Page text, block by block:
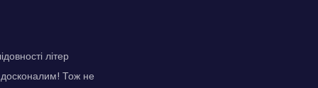
літер
Тож не